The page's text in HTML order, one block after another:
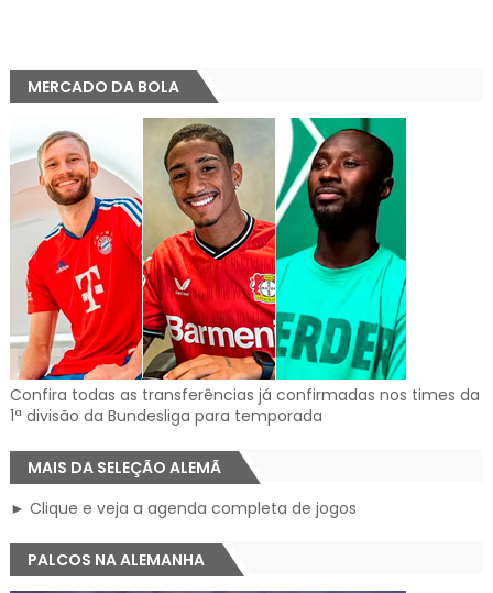
MERCADO DA BOLA
Confira todas as transferências já confirmadas nos times da
1ª divisão da Bundesliga para temporada
MAIS DA SELEÇÃO ALEMÃ
► Clique e veja a agenda completa de jogos
PALCOS NA ALEMANHA